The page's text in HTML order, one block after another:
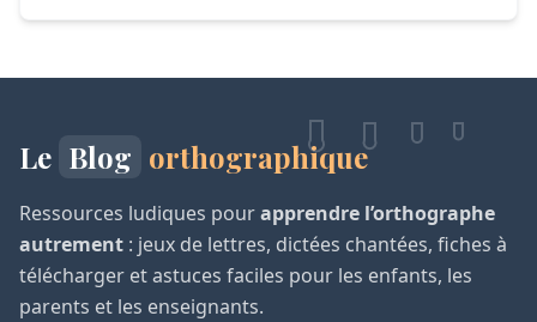
Le Blog orthographique
Ressources ludiques pourapprendre l’orthographe
autrement : jeux de lettres, dictées chantées, fiches à
télécharger et astuces faciles pour les enfants, les
parents et les enseignants.